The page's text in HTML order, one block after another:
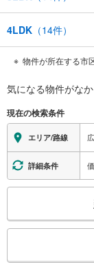
4LDK （14件）
物件が所在する市
気になる物件がな
現在の検索条件
エリア/路線
詳細条件
検